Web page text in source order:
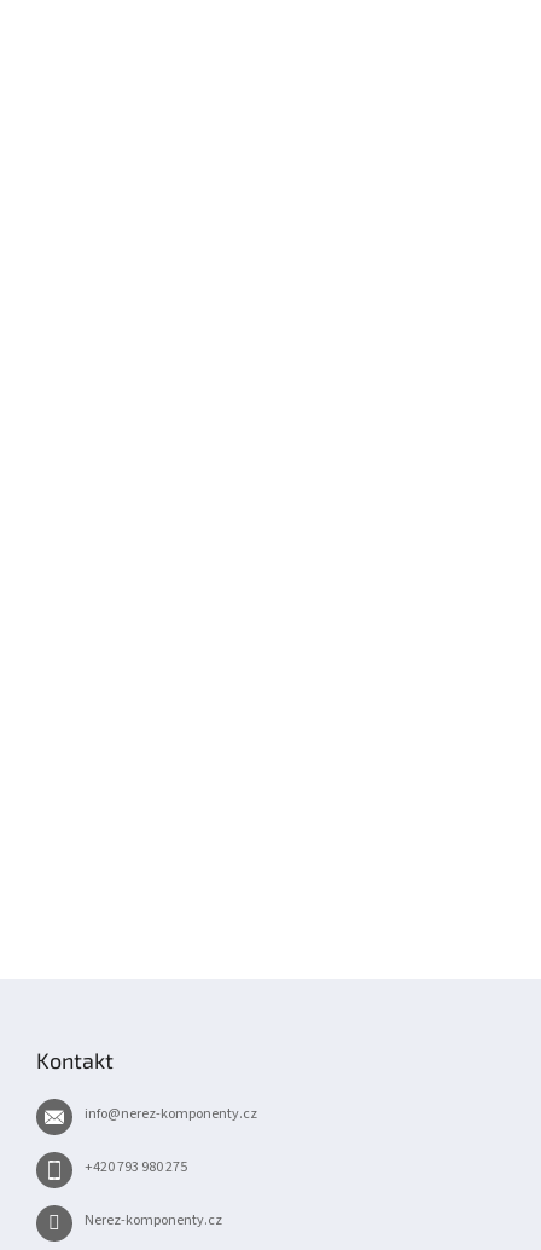
Kontakt
info@nerez-komponenty.cz
+420 793 980 275
Nerez-komponenty.cz